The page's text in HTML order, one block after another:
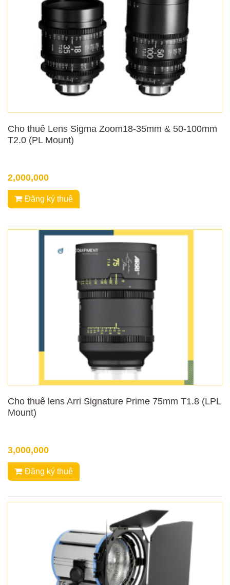
Cho thuê Lens Sigma Zoom18-35mm & 50-100mm
T2.0 (PL Mount)
2,000,000
Đăng ký thuê
Cho thuê lens Arri Signature Prime 75mm T1.8 (LPL
Mount)
3,000,000
Đăng ký thuê